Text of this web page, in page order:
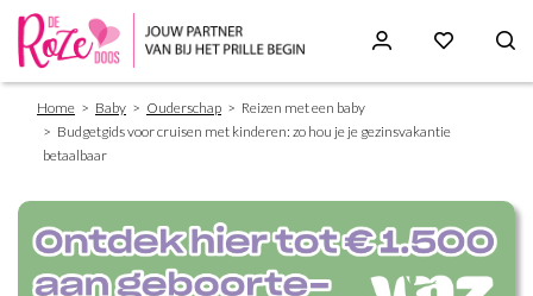
Breadcrumb
Home Baby Ouderschap
Reizen met een baby
Budgetgids voor cruisen met kinderen: zo hou je je gezinsvakantie
betaalbaar